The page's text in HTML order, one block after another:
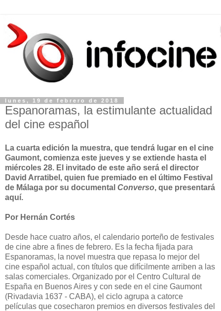
lunes, 19 de febrero de 2018
Espanoramas, la estimulante actualidad
del cine español
La cuarta edición la muestra, que tendrá lugar en el cine
Gaumont, comienza este jueves y se extiende hasta el
miércoles 28. El invitado de este año será el director
David Arratibel, quien fue premiado en el último Festival
de Málaga por su documental Converso, que presentará
aquí.
Por Hernán Cortés
Desde hace cuatro años, el calendario porteño de festivales
de cine abre a fines de febrero. Es la fecha fijada para
Espanoramas, la novel muestra que repasa lo mejor del
cine español actual, con títulos que difícilmente arriben a las
salas comerciales. Organizado por el Centro Cultural de
España en Buenos Aires y con sede en el cine Gaumont
(Rivadavia 1637 - CABA), el ciclo agrupa a catorce
películas que cosecharon premios en diversos festivales del